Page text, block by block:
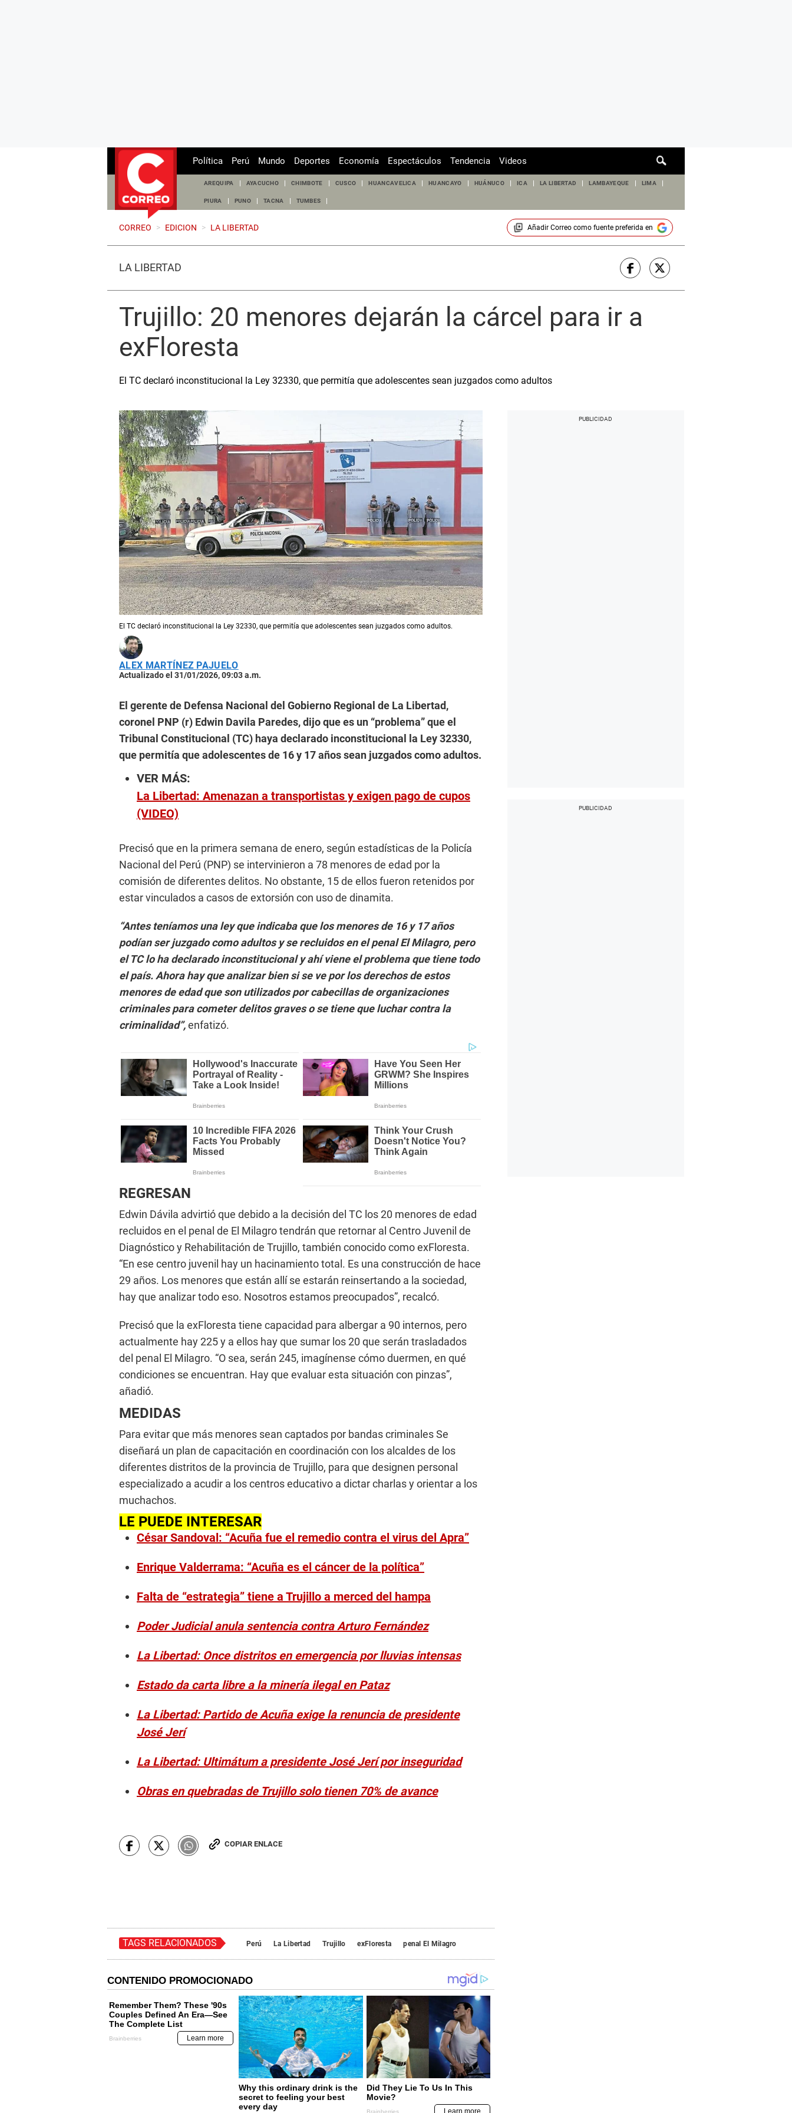
de
Política Perú Mundo Deportes Economía Espectáculos Tendencia Videos
AREQUIPA AYACUCHO CHIMBOTE CUSCO HUANCAVELICA HUANCAYO HUÁNUCO ICA LA LIBERTAD LAMBAYEQUE LIMA
PIURA PUNO TACNA TUMBES
CORREO > EDICION > LA LIBERTAD Añadir Correocomo fuente preferida en
LA LIBERTAD
Trujillo: 20 menores dejarán la cárcel para ir a
exFloresta
El TC declaró inconstitucional la Ley 32330, que permitía que adolescentes sean juzgados como adultos
El TC declaró inconstitucional la Ley 32330, que permitía que adolescentes sean juzgados como adultos.
ALEX MARTÍNEZ PAJUELO
Actualizado el 31/01/2026, 09:03 a.m.
El gerente de Defensa Nacional del Gobierno Regional de La Libertad,
coronel PNP (r) Edwin Davila Paredes, dijo que es un “problema” que el
Tribunal Constitucional (TC) haya declarado inconstitucional la Ley 32330,
que permitía que adolescentes de 16 y 17 años sean juzgados como adultos.
VER MÁS:
La Libertad: Amenazan a transportistas y exigen pago de cupos
(VIDEO)
Precisó que en la primera semana de enero, según estadísticas de la Policía
Nacional del Perú (PNP) se intervinieron a 78 menores de edad por la
comisión de diferentes delitos. No obstante, 15 de ellos fueron retenidos por
estar vinculados a casos de extorsión con uso de dinamita.
“Antes teníamos una ley que indicaba que los menores de 16 y 17 años
podían ser juzgado como adultos y se recluidos en el penal El Milagro, pero
el TC lo ha declarado inconstitucional y ahí viene el problema que tiene todo
el país. Ahora hay que analizar bien si se ve por los derechos de estos
menores de edad que son utilizados por cabecillas de organizaciones
criminales para cometer delitos graves o se tiene que luchar contra la
criminalidad”,enfatizó.
REGRESAN
Edwin Dávila advirtió que debido a la decisión del TC los 20 menores de edad
recluidos en el penal de El Milagro tendrán que retornar al Centro Juvenil de
Diagnóstico y Rehabilitación de Trujillo, también conocido como exFloresta.
“En ese centro juvenil hay un hacinamiento total. Es una construcción de hace
29 años. Los menores que están allí se estarán reinsertando a la sociedad,
hay que analizar todo eso. Nosotros estamos preocupados”, recalcó.
Precisó que la exFloresta tiene capacidad para albergar a 90 internos, pero
actualmente hay 225 y a ellos hay que sumar los 20 que serán trasladados
del penal El Milagro. “O sea, serán 245, imagínense cómo duermen, en qué
condiciones se encuentran. Hay que evaluar esta situación con pinzas”,
añadió.
MEDIDAS
Para evitar que más menores sean captados por bandas criminales Se
diseñará un plan de capacitación en coordinación con los alcaldes de los
diferentes distritos de la provincia de Trujillo, para que designen personal
especializado a acudir a los centros educativo a dictar charlas y orientar a los
muchachos.
LE PUEDE INTERESAR
César Sandoval: “Acuña fue el remedio contra el virus del Apra”
Enrique Valderrama: “Acuña es el cáncer de la política”
Falta de “estrategia” tiene a Trujillo a merced del hampa
Poder Judicial anula sentencia contra Arturo Fernández
La Libertad: Once distritos en emergencia por lluvias intensas
Estado da carta libre a la minería ilegal en Pataz
La Libertad: Partido de Acuña exige la renuncia de presidente
José Jerí
La Libertad: Ultimátum a presidente José Jerí por inseguridad
Obras en quebradas de Trujillo solo tienen 70% de avance
COPIAR ENLACE
TAGS RELACIONADOS Perú La Libertad Trujillo exFloresta penal El Milagro